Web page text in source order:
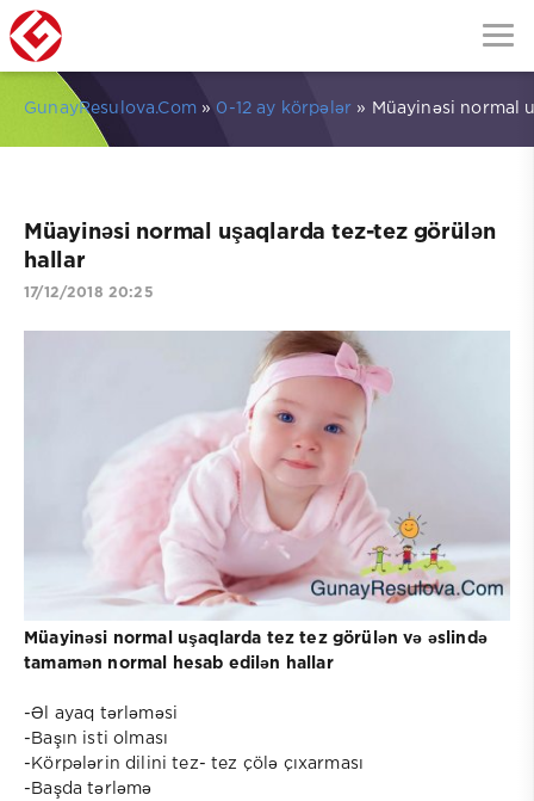
GunayResulova.Com» 0-12 ay körpələr » Müayinəsi normal
Müayinəsi normal uşaqlarda tez-tez görülən
hallar
17/12/2018 20:25
Müayinəsi normal uşaqlarda tez tez görülən və əslində
tamamən normal hesab edilən hallar
-Əl ayaq tərləməsi
-Başın isti olması
-Körpələrin dilini tez- tez çölə çıxarması
-Başda tərləmə